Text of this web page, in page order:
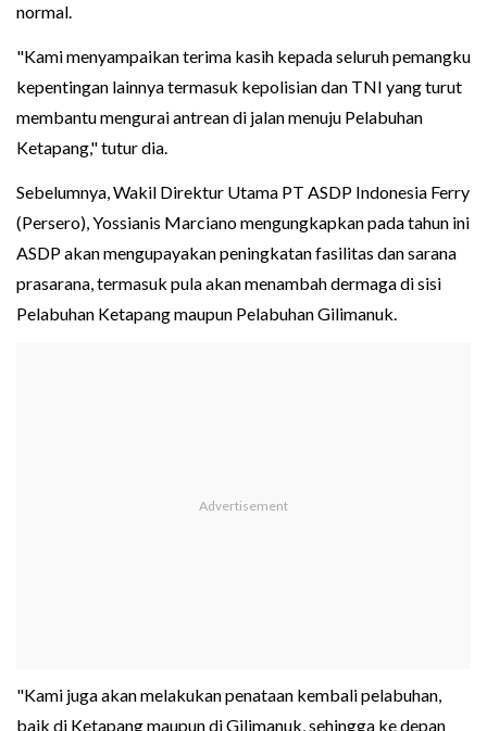
normal.
"Kami menyampaikan terima kasih kepada seluruh pemangku
kepentingan lainnya termasuk kepolisian dan TNI yang turut
membantu mengurai antrean di jalan menuju Pelabuhan
Ketapang," tutur dia.
Sebelumnya, Wakil Direktur Utama PT ASDP Indonesia Ferry
(Persero), Yossianis Marciano mengungkapkan pada tahun ini
ASDP akan mengupayakan peningkatan fasilitas dan sarana
prasarana, termasuk pula akan menambah dermaga di sisi
Pelabuhan Ketapang maupun Pelabuhan Gilimanuk.
"Kami juga akan melakukan penataan kembali pelabuhan,
baik di Ketapang maupun di Gilimanuk, sehingga ke depan